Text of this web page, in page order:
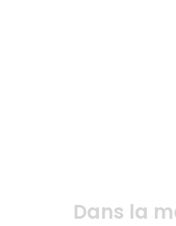
Dans la